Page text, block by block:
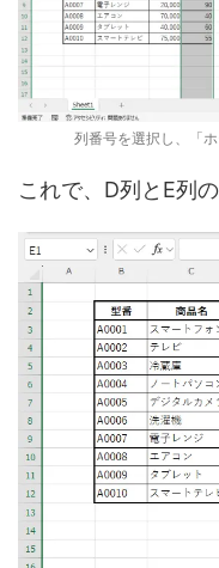
列番号を選択し、「
これで、D列とE列